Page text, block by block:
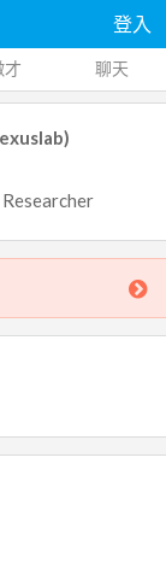
登入
才 聊天
)